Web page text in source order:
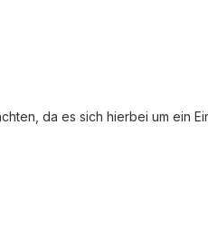
da es sich hierbei um ein